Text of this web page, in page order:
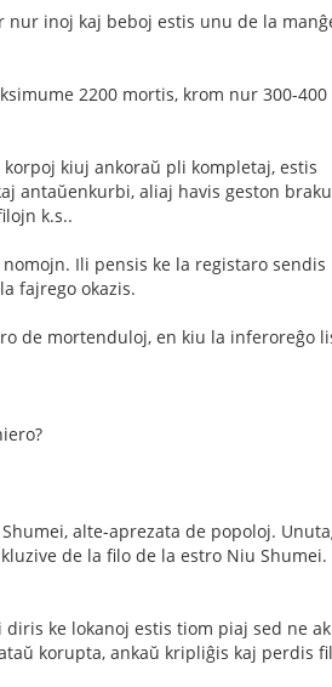
nur inoj kaj beboj estis unu de la
2200 mortis, krom nur 300-400
kiuj ankoraŭ pli kompletaj, estis
antaŭenkurbi, aliaj havis geston
k.s..
Ili pensis ke la registaro sendis
fajrego okazis.
de mortenduloj, en kiu la inferoreĝo
alte-aprezata de popoloj.
de la filo de la estro Niu Shumei.
ke lokanoj estis tiom piaj sed ne
korupta, ankaŭ kripliĝis kaj perdis